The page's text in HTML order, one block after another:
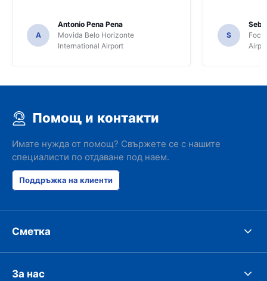
A
Antonio Pena Pena
Movida Belo Horizonte
International Airport
S
Foco
Помощ и контакти
Имате нужда от помощ? Свържете се с нашите
специалисти по отдаване под наем.
Поддръжка на клиенти
Сметка
За нас